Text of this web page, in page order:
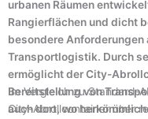
urbanen Räumen
Rangierflächen und dicht
besondere
Transportlogistik. Durch
ermöglicht der City-
Bereitstellung von
auch dort, wo
Im Vergleich zu Standard-
City-Abrollcontainer über